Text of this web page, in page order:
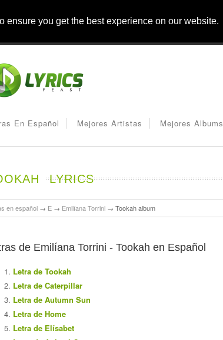
ensure you get the best experience on our website.
En Español Mejores Artistas Mejores Albums
LYRICS
en español → E → Emilíana Torrini → Tookah album
de Emilíana Torrini - Tookah en Español
Letra de Tookah
Letra de Caterpillar
Letra de Autumn Sun
Letra de Home
Letra de Elísabet